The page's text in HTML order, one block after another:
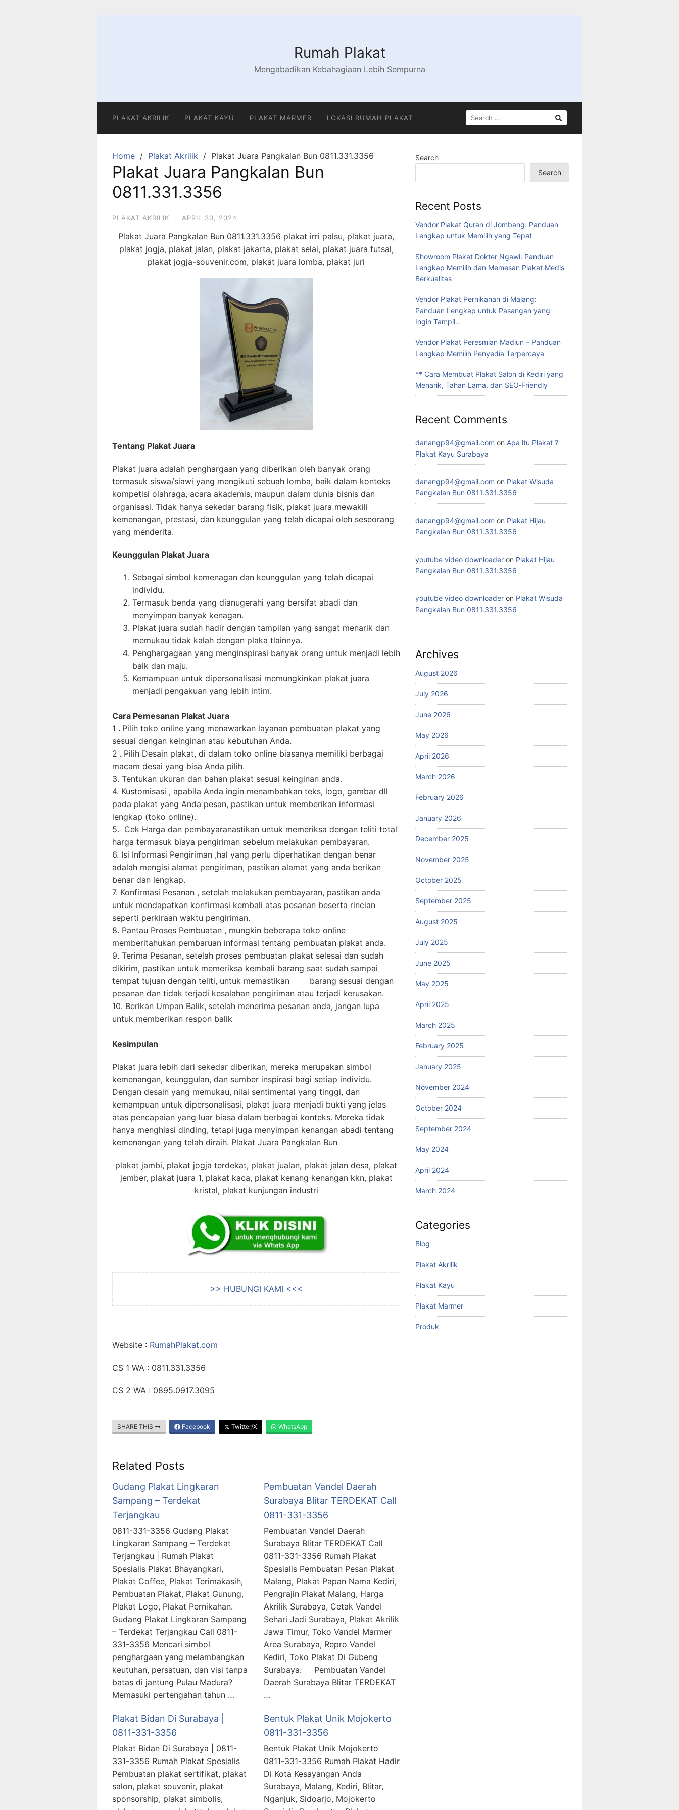
Rumah Plakat
Mengabadikan Kebahagiaan Lebih Sempurna
PLAKAT AKRILIK PLAKAT KAYU PLAKAT MARMER LOKASI RUMAH PLAKAT
SEARCH
FOR:
Home Plakat Akrilik Plakat Juara Pangkalan Bun 0811.331.3356
Plakat Juara Pangkalan Bun
0811.331.3356
PLAKAT AKRILIK · APRIL 30, 2024
Plakat Juara Pangkalan Bun 0811.331.3356 plakat irri palsu, plakat juara,
plakat jogja, plakat jalan, plakat jakarta, plakat selai, plakat juara futsal,
plakat jogja-souvenir.com, plakat juara lomba, plakat juri
Tentang Plakat Juara
Plakat juara adalah penghargaan yang diberikan oleh banyak orang
termasuk siswa/siawi yang mengikuti sebuah lomba, baik dalam konteks
kompetisi olahraga, acara akademis, maupun dalam dunia bisnis dan
organisasi. Tidak hanya sekedar barang fisik, plakat juara mewakili
kemenangan, prestasi, dan keunggulan yang telah dicapai oleh seseorang
yang menderita.
Keunggulan Plakat Juara
Sebagai simbol kemenagan dan keunggulan yang telah dicapai
individu.
Termasuk benda yang dianugerahi yang bersifat abadi dan
menyimpan banyak kenagan.
Plakat juara sudah hadir dengan tampilan yang sangat menarik dan
memukau tidak kalah dengan plaka tlainnya.
Penghargagaan yang menginspirasi banyak orang untuk menjadi lebih
baik dan maju.
Kemampuan untuk dipersonalisasi memungkinkan plakat juara
menjadi pengakuan yang lebih intim.
Cara Pemesanan Plakat Juara
1 . Pilih toko online yang menawarkan layanan pembuatan plakat yang
sesuai dengan keinginan atau kebutuhan Anda.
2 . Pilih Desain plakat, di dalam toko online biasanya memiliki berbagai
macam desai yang bisa Anda pilih.
3. Tentukan ukuran dan bahan plakat sesuai keinginan anda.
4. Kustomisasi , apabila Anda ingin menambahkan teks, logo, gambar dll
pada plakat yang Anda pesan, pastikan untuk memberikan informasi
lengkap (toko online).
5. Cek Harga dan pembayaranastikan untuk memeriksa dengan teliti total
harga termasuk biaya pengiriman sebelum melakukan pembayaran.
6. Isi Informasi Pengiriman ,hal yang perlu diperhatikan dengan benar
adalah mengisi alamat pengiriman, pastikan alamat yang anda berikan
benar dan lengkap.
7. Konfirmasi Pesanan , setelah melakukan pembayaran, pastikan anda
untuk mendapatkan konfirmasi kembali atas pesanan beserta rincian
seperti perkiraan waktu pengiriman.
8. Pantau Proses Pembuatan , mungkin beberapa toko online
memberitahukan pembaruan informasi tentang pembuatan plakat anda.
9. Terima Pesanan, setelah proses pembuatan plakat selesai dan sudah
dikirim, pastikan untuk memeriksa kembali barang saat sudah sampai
tempat tujuan dengan teliti, untuk memastikan barang sesuai dengan
pesanan dan tidak terjadi kesalahan pengiriman atau terjadi kerusakan.
10. Berikan Umpan Balik, setelah menerima pesanan anda, jangan lupa
untuk memberikan respon balik
Kesimpulan
Plakat juara lebih dari sekedar diberikan; mereka merupakan simbol
kemenangan, keunggulan, dan sumber inspirasi bagi setiap individu.
Dengan desain yang memukau, nilai sentimental yang tinggi, dan
kemampuan untuk dipersonalisasi, plakat juara menjadi bukti yang jelas
atas pencapaian yang luar biasa dalam berbagai konteks. Mereka tidak
hanya menghiasi dinding, tetapi juga menyimpan kenangan abadi tentang
kemenangan yang telah diraih. Plakat Juara Pangkalan Bun
plakat jambi, plakat jogja terdekat, plakat jualan, plakat jalan desa, plakat
jember, plakat juara 1, plakat kaca, plakat kenang kenangan kkn, plakat
kristal, plakat kunjungan industri
>> HUBUNGI KAMI <<<
Website : RumahPlakat.com
CS 1 WA : 0811.331.3356
CS 2 WA : 0895.0917.3095
SHARE THIS Facebook Twitter/X WhatsApp
Related Posts
Gudang Plakat Lingkaran
Sampang – Terdekat
Terjangkau
0811-331-3356 Gudang Plakat
Lingkaran Sampang – Terdekat
Terjangkau | Rumah Plakat
Spesialis Plakat Bhayangkari,
Plakat Coffee, Plakat Terimakasih,
Pembuatan Plakat, Plakat Gunung,
Plakat Logo, Plakat Pernikahan.
Gudang Plakat Lingkaran Sampang
– Terdekat Terjangkau Call 0811-
331-3356 Mencari simbol
penghargaan yang melambangkan
keutuhan, persatuan, dan visi tanpa
batas di jantung Pulau Madura?
Memasuki pertengahan tahun …
Pembuatan Vandel Daerah
Surabaya Blitar TERDEKAT Call
0811-331-3356
Pembuatan Vandel Daerah
Surabaya Blitar TERDEKAT Call
0811-331-3356 Rumah Plakat
Spesialis Pembuatan Pesan Plakat
Malang, Plakat Papan Nama Kediri,
Pengrajin Plakat Malang, Harga
Akrilik Surabaya, Cetak Vandel
Sehari Jadi Surabaya, Plakat Akrilik
Jawa Timur, Toko Vandel Marmer
Area Surabaya, Repro Vandel
Kediri, Toko Plakat Di Gubeng
Surabaya. Pembuatan Vandel
Daerah Surabaya Blitar TERDEKAT
…
Plakat Bidan Di Surabaya |
0811-331-3356
Plakat Bidan Di Surabaya | 0811-
331-3356 Rumah Plakat Spesialis
Pembuatan plakat sertifikat, plakat
salon, plakat souvenir, plakat
sponsorship, plakat simbolis,
Bentuk Plakat Unik Mojokerto
0811-331-3356
Bentuk Plakat Unik Mojokerto
0811-331-3356 Rumah Plakat Hadir
Di Kota Kesayangan Anda
Surabaya, Malang, Kediri, Blitar,
Nganjuk, Sidoarjo, Mojokerto
Search
Search
Recent Posts
Vendor Plakat Quran di Jombang: Panduan
Lengkap untuk Memilih yang Tepat
Showroom Plakat Dokter Ngawi: Panduan
Lengkap Memilih dan Memesan Plakat Medis
Berkualitas
Vendor Plakat Pernikahan di Malang:
Panduan Lengkap untuk Pasangan yang
Ingin Tampil…
Vendor Plakat Peresmian Madiun – Panduan
Lengkap Memilih Penyedia Terpercaya
** Cara Membuat Plakat Salon di Kediri yang
Menarik, Tahan Lama, dan SEO‑Friendly
Recent Comments
danangp94@gmail.com on Apa itu Plakat ?
Plakat Kayu Surabaya
danangp94@gmail.com on Plakat Wisuda
Pangkalan Bun 0811.331.3356
danangp94@gmail.com on Plakat Hijau
Pangkalan Bun 0811.331.3356
youtube video downloader on Plakat Hijau
Pangkalan Bun 0811.331.3356
youtube video downloader on Plakat Wisuda
Pangkalan Bun 0811.331.3356
Archives
August 2026
July 2026
June 2026
May 2026
April 2026
March 2026
February 2026
January 2026
December 2025
November 2025
October 2025
September 2025
August 2025
July 2025
June 2025
May 2025
April 2025
March 2025
February 2025
January 2025
November 2024
October 2024
September 2024
May 2024
April 2024
March 2024
Categories
Blog
Plakat Akrilik
Plakat Kayu
Plakat Marmer
Produk